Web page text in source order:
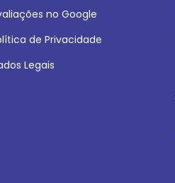
no Google
de Privacidade
Legais